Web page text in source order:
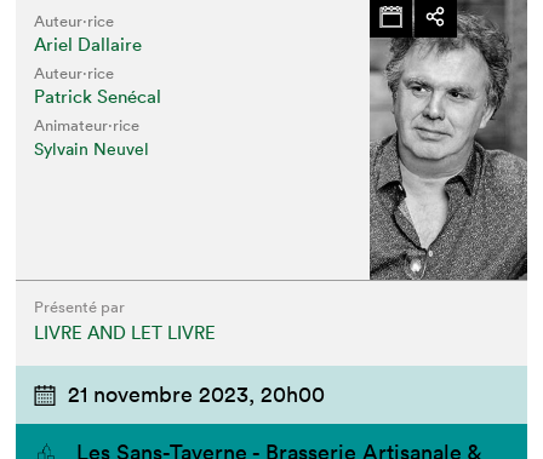
Auteur·rice
Ariel Dallaire
Auteur·rice
Patrick Senécal
Animateur⋅rice
Sylvain Neuvel
Présenté par
LIVRE AND LET LIVRE
21 novembre 2023, 20h00
Les Sans-Taverne - Brasserie Artisanale &